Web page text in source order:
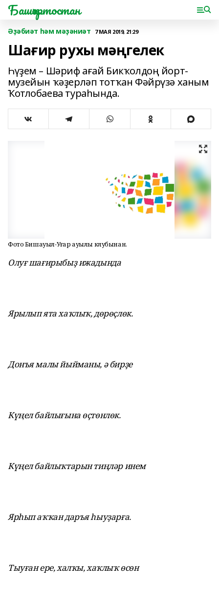
Башҡортостан
Әҙәбиәт һәм мәҙәниәт 7 МАЯ 2019, 21:29
Шағир рухы мәңгелек
Һүҙем – Шәриф ағай Бикҡолдоң йорт-
музейын ҡәҙерләп тотҡан Фәйрүзә ханым
Ҡотлобаева тураһында.
Фото Бишауыл-Уңғар ауылы клубынан.
Олуғ шағирыбыҙ ижадында
Ярылып ята хаҡлыҡ, дөрөҫлөк.
Донъя малы йыйманы, ә бирҙе
Күңел байлығына өҫтөнлөк.
Күңел байлыҡтарын тиңләр инем
Ярһып аҡҡан даръя һыуҙарға.
Тыуған ере, халҡы, хаҡлыҡ өсөн